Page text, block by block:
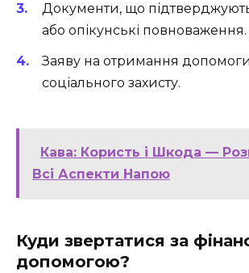
Документи, що підтверджують
або опікунські повноваження.
Заяву на отримання
соціального захисту.
Кава: Користь і Шкода —
Всі Аспекти Напою
Куди звертатися за
допомогою?